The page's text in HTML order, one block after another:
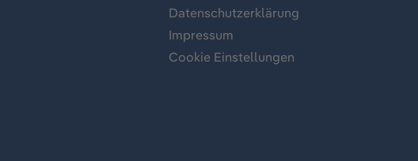
Datenschutzerklärung
Impressum
Cookie Einstellungen